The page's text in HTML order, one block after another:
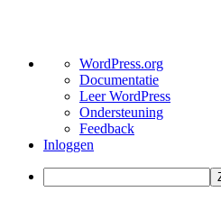
Over
WordPress
WordPress.org
Documentatie
Leer WordPress
Ondersteuning
Feedback
Inloggen